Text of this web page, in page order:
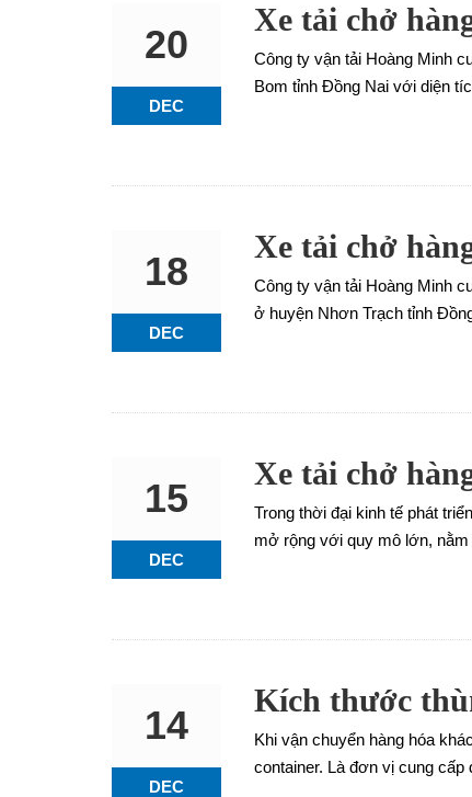
20
DEC
Xe tải chở
Công ty vận tải Hoàng Minh
Bom tỉnh Đồng Nai với diện
18
DEC
Xe tải chở
Công ty vận tải Hoàng Minh
ở huyện Nhơn Trạch tỉnh
15
DEC
Xe tải chở
Trong thời đại kinh tế phát
mở rộng với quy mô lớn,
14
DEC
Kích thước
Khi vận chuyển hàng hóa
container. Là đơn vị cung